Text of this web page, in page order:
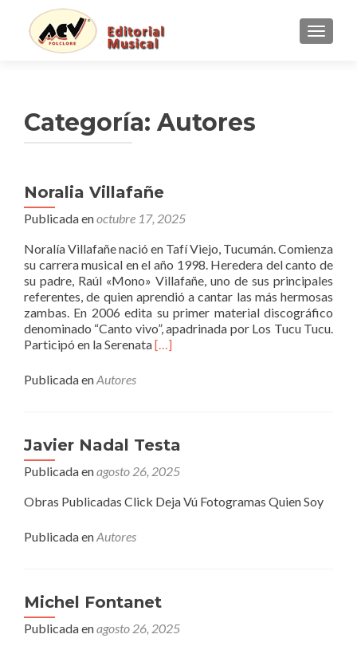
Categoría: Autores
Noralia Villafañe
Publicada enoctubre 17, 2025
Noralía Villafañe nació en Tafí Viejo, Tucumán. Comienza
su carrera musical en el año 1998. Heredera del canto de
su padre, Raúl «Mono» Villafañe, uno de sus principales
referentes, de quien aprendió a cantar las más hermosas
zambas. En 2006 edita su primer material discográfico
denominado “Canto vivo”, apadrinada por Los Tucu Tucu.
Participó en la SerenataLeer
[…]
Publicada enAutores
Javier Nadal Testa
Publicada enagosto 26, 2025
Obras Publicadas Click Deja Vú Fotogramas Quien Soy
Publicada enAutores
Michel Fontanet
Publicada enagosto 26, 2025
Navegación
de
entradas